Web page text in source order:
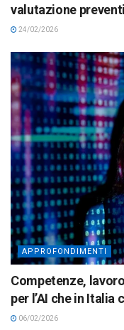
valutazione
24/02/2026
APPROFONDIMENTI
Competenze,
per l’AI che in Italia
06/02/2026